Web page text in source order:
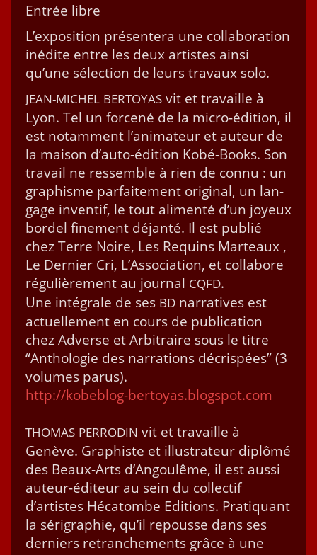
Entrée libre
L’ex­po­si­tion présen­tera une col­lab­o­ra­tion
inédite entre les deux artistes ain­si
qu’une sélec­tion de leurs travaux solo.
JEAN-MICHEL BERTOYAS vit et tra­vaille à
Lyon. Tel un forcené de la micro-édi­tion, il
est notam­ment l’animateur et auteur de
la mai­son d’auto-édition Kobé-Books. Son
tra­vail ne ressem­ble à rien de con­nu : un
graphisme par­faite­ment orig­i­nal, un lan­
gage inven­tif, le tout ali­men­té d’un joyeux
bor­del fine­ment déjan­té. Il est pub­lié
chez Terre Noire, Les Requins Marteaux ,
Le Dernier Cri, L’As­so­ci­a­tion, et col­la­bore
régulière­ment au jour­nal CQFD.
Une inté­grale de ses BD nar­ra­tives est
actuelle­ment en cours de pub­li­ca­tion
chez Adverse et Arbi­traire sous le titre
“Antholo­gie des nar­ra­tions décrispées” (3
vol­umes parus).
http://kobeblog-bertoyas.blogspot.com
THOMAS PERRODIN vit et tra­vaille à
Genève. Graphiste et illus­tra­teur diplômé
des Beaux-Arts d’Angoulême, il est aus­si
auteur-édi­teur au sein du col­lec­tif
d’artistes Hécatombe Edi­tions. Pra­ti­quant
la séri­gra­phie, qu’il repousse dans ses
derniers retranche­ments grâce à une